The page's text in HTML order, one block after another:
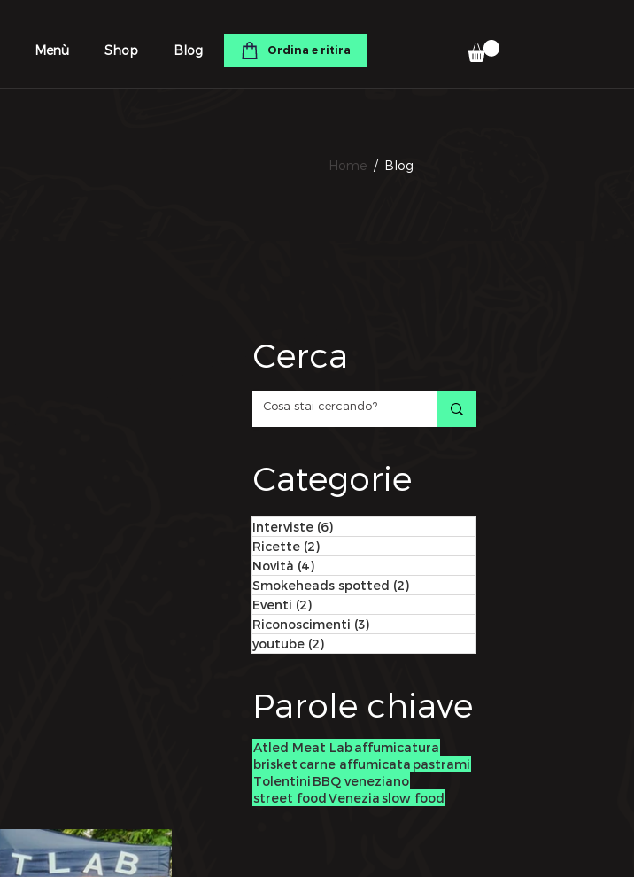
Menù Shop Blog Ordina e ritira
Home / Blog
Cerca
Categorie
Interviste (6)
Ricette (2)
Novità (4)
Smokeheads spotted (2)
Eventi (2)
Riconoscimenti (3)
youtube (2)
Parole chiave
Atled Meat Labaffumicatura
brisket carne affumicata pastrami
Tolentini BBQ veneziano
street food Venezia slow food